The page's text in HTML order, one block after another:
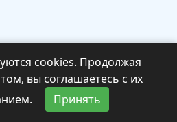
cookies. Продолжая
вы соглашаетесь с их
Принять